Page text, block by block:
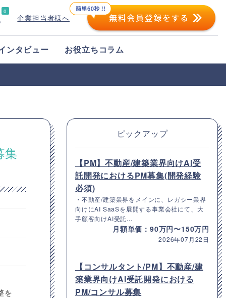
0
企業担当者様へ
ンタビュー お役立ちコラム
集
を
ピックアップ
【PM】不動産/建築業界向けAI受
託開発におけるPM募集(開発経験
必須)
・不動産/建築業界をメインに、レガシー業界
向けにAI SaaSを展開する事業会社にて、大
手顧客向けAI受託...
月額単価：90万円〜150万円
2026年07月22日
【コンサルタント/PM】不動産/建
築業界向けAI受託開発における
PM/コンサル募集